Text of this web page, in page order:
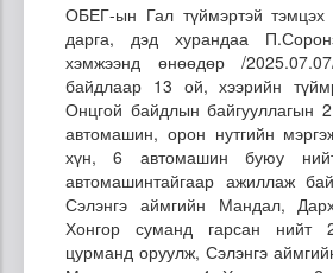
ОБЕГ-ын Гал түймэртэй тэмцэх
дарга, дэд хурандаа
хэмжээнд өнөөдөр /
байдлаар 13 ой, хээрийн
Онцгой байдлын байгууллагын
автомашин, орон нутгийн
хүн, 6 автомашин буюу
автомашинтайгаар ажиллаж
Сэлэнгэ аймгийн Мандал,
Хонгор суманд гарсан нийт
цурманд оруулж, Сэлэнгэ